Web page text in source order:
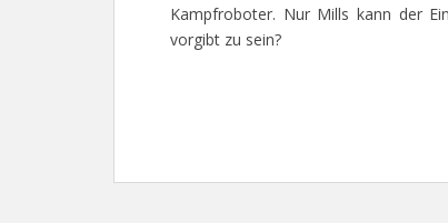
Kampfroboter. Nur Mills kann der
vorgibt zu sein?